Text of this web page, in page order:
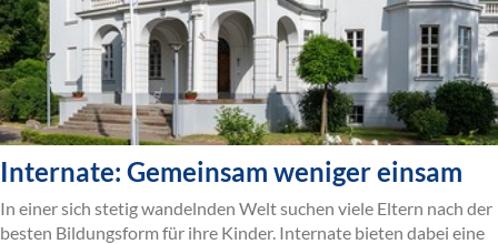
Internate: Gemeinsam weniger einsam
In einer sich stetig wandelnden Welt suchen viele Eltern nach der
besten Bildungsform für ihre Kinder. Internate bieten dabei eine